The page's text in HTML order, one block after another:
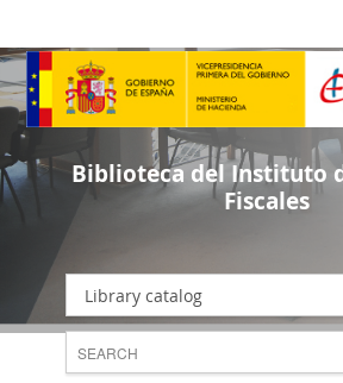
Biblioteca del Instituto
Fiscales
Library catalog